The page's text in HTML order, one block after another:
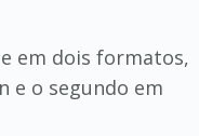
em dois formatos,
e o segundo em